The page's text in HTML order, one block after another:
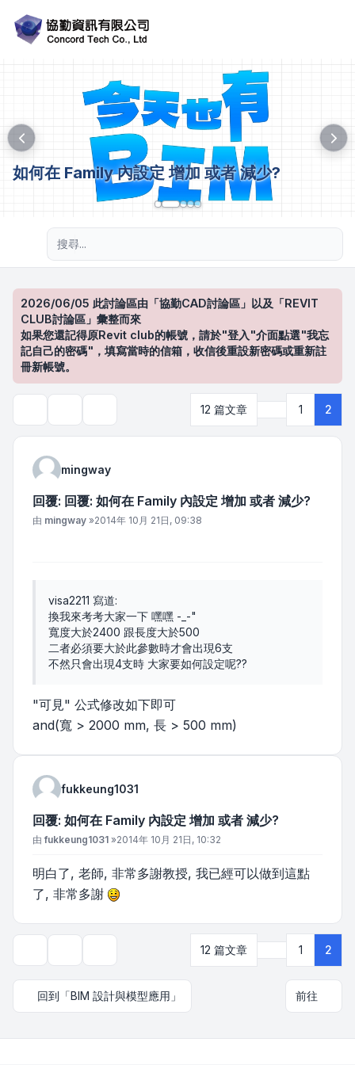
如何在 Family 內設定 增加 或者 減少?
2026/06/05 此討論區由「協勤CAD討論區」以及「REVIT
CLUB討論區」彙整而來
如果您還記得原Revit club的帳號，請於"登入"介面點選"我忘
記自己的密碼"，填寫當時的信箱，收信後重設新密碼或重新註
冊新帳號。
12 篇文章 上一頁1 2
mingway
回覆: 回覆: 如何在 Family 內設定 增加 或者 減少?
文章
由 mingway »2014年 10月 21日, 09:38
visa2211 寫道:
換我來考考大家一下 嘿嘿 -_-"
寬度大於2400 跟長度大於500
二者必須要大於此參數時才會出現6支
不然只會出現4支時 大家要如何設定呢??
"可見" 公式修改如下即可
and(寬 > 2000 mm, 長 > 500 mm)
fukkeung1031
回覆: 如何在 Family 內設定 增加 或者 減少?
文章
由fukkeung1031 »2014年 10月 21日, 10:32
明白了, 老師, 非常多謝教授, 我已經可以做到這點
了, 非常多謝
12 篇文章 上一頁1 2
回到「BIM 設計與模型應用」 前往